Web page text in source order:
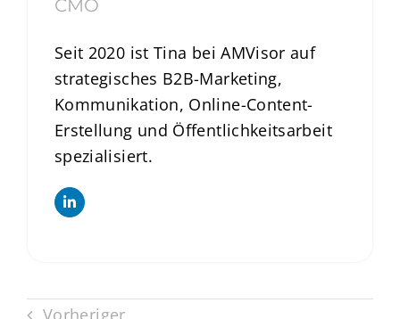
CMO
Seit 2020 ist Tina bei AMVisor auf
strategisches B2B-Marketing,
Kommunikation, Online-Content-
Erstellung und Öffentlichkeitsarbeit
spezialisiert.
Vorheriger